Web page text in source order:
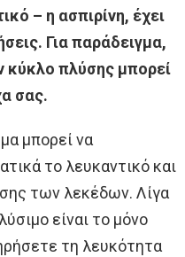
– η ασπιρίνη, έχει
Για παράδειγμα,
κύκλο πλύσης μπορεί
σας.
μπορεί να
το λευκαντικό και
των λεκέδων. Λίγα
είναι το μόνο
τη λευκότητα